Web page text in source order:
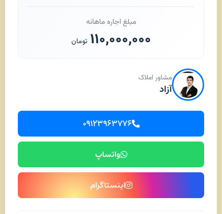
مبلغ اجاره ماهانه
۱۱۰,۰۰۰,۰۰۰ تومان
مشاور املاک
آزاد
۰۹۱۲۳۹۶۳۷۷۶
واتساپ
اینستاگرام